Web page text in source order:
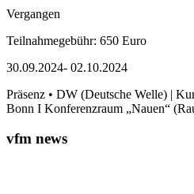
Vergangen
Teilnahmegebühr: 650 Euro
30.09.2024- 02.10.2024
Präsenz • DW (Deutsche Welle) |
Bonn I Konferenzraum „Nauen“
vfm news